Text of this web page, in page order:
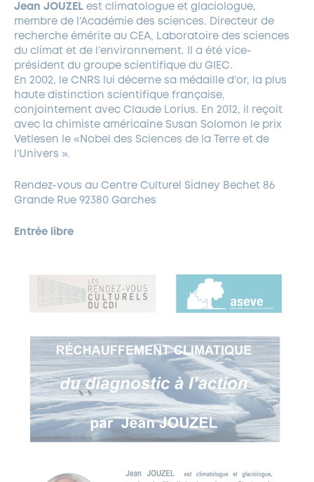
GESTION DU PATRIMOINE ARBORÉ
Jean JOUZEL est climatologue et glaciologue,
membre de l’Académie des sciences. Directeur de
recherche émérite au CEA, Laboratoire des sciences
du climat et de l’environnement. Il a été vice-
président du groupe scientifique du GIEC.
En 2002, le CNRS lui décerne sa médaille d’or, la plus
haute distinction scientifique française,
conjointement avec Claude Lorius. En 2012, il reçoit
avec la chimiste américaine Susan Solomon le prix
Vetlesen le «Nobel des Sciences de la Terre et de
l’Univers ».
Rendez-vous au Centre Culturel Sidney Bechet 86
Grande Rue 92380 Garches
Entrée libre